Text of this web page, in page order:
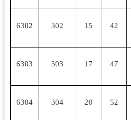
6302 302 15 42
6303 303 17 47
6304 304 20 52